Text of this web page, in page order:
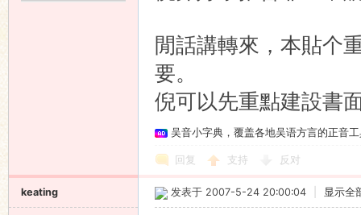
閒話講轉來，本貼个
要。
倪可以先重點建設書
吴音小字典，覆盖各地吴语方言的正音
回复 支持 反对
keating 发表于 2007-5-24 20:00:04 显示全